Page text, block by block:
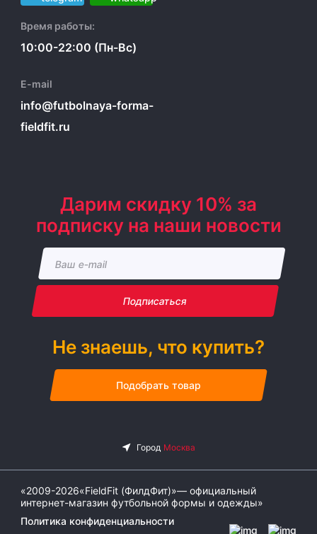
Время работы:
10:00-22:00 (Пн-Вс)
E-mail
info@futbolnaya-forma-
fieldfit.ru
Дарим скидку 10% за
подписку на наши новости
Подписаться
Не знаешь, что купить?
Подобрать товар
«2009-2026«FieldFit (ФилдФит)»— официальный
интернет-магазин футбольной формы и одежды»
Политика конфиденциальности